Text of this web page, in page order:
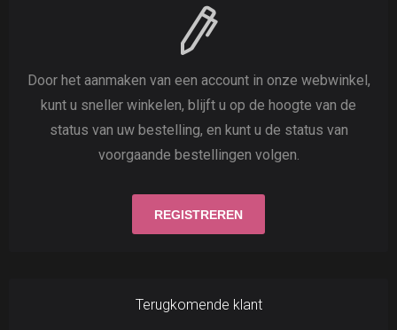
Door het aanmaken van een account in onze webwinkel,
kunt u sneller winkelen, blijft u op de hoogte van de
status van uw bestelling, en kunt u de status van
voorgaande bestellingen volgen.
Terugkomende klant